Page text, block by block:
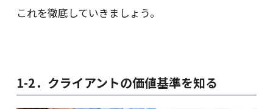
これを徹底していきましょう。
1-2．クライアントの価値基準を知る